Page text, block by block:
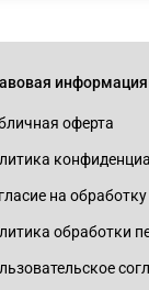
информация
оферта
на
обработки